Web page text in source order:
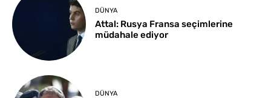
DÜNYA
Attal: Rusya Fransa seçimlerine
müdahale ediyor
DÜNYA